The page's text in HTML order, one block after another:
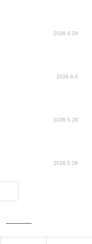
2026.5.28
2026.6.4
2026.5.28
2026.5.28